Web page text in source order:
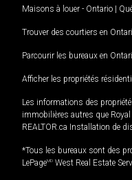
Maisons à louer - Ontario |
Trouver des courtiers en
Parcourir les bureaux en
Afficher les propriétés
Les informations des
immobilières autres que
REALTOR.ca Installation de
*Tous les bureaux sont des
LePageMD West Real Estate